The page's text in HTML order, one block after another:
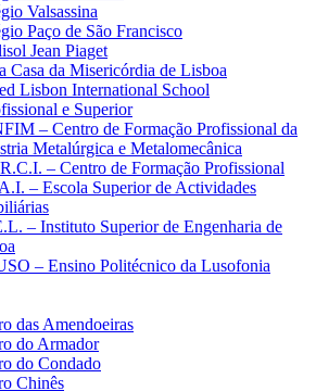
Valsassina
Paço de São Francisco
Jean Piaget
Casa da Misericórdia de Lisboa
Lisbon International School
e Superior
– Centro de Formação Profissional da
Metalúrgica e Metalomecânica
– Centro de Formação Profissional
– Escola Superior de Actividades
– Instituto Superior de Engenharia de
– Ensino Politécnico da Lusofonia
das Amendoeiras
do Armador
do Condado
Chinês